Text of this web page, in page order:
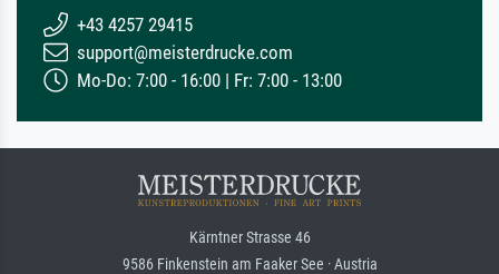
+43 4257 29415
support@meisterdrucke.com
Mo-Do: 7:00 - 16:00 | Fr: 7:00 - 13:00
Kärntner Strasse 46
9586 Finkenstein am Faaker See · Austria